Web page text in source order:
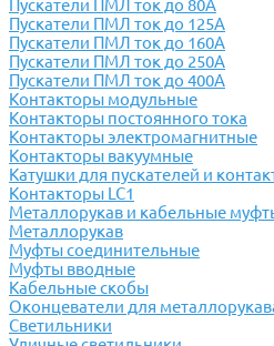
Пускатели ПМЛ ток до 80А
Пускатели ПМЛ ток до 125А
Пускатели ПМЛ ток до 160А
Пускатели ПМЛ ток до 250А
Пускатели ПМЛ ток до 400А
Контакторы модульные
Контакторы постоянного тока
Контакторы электромагнитные
Контакторы вакуумные
Катушки для пускателей и
Контакторы LC1
Металлорукав и кабельные
Металлорукав
Муфты соединительные
Муфты вводные
Кабельные скобы
Оконцеватели для
Светильники